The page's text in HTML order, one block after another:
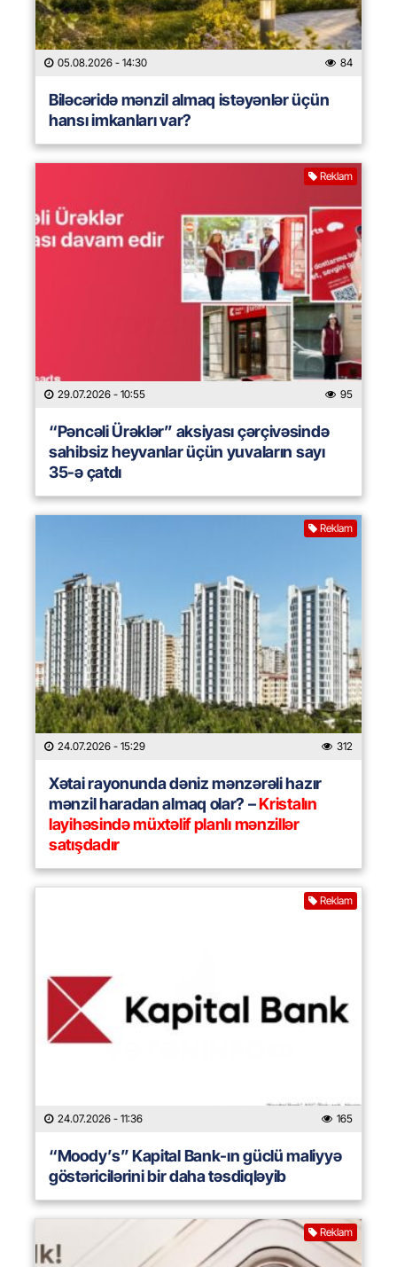
05.08.2026 - 14:30 84
Biləcəridə mənzil almaq istəyənlər üçün
hansı imkanları var?
Reklam
29.07.2026 - 10:55 95
“Pəncəli Ürəklər” aksiyası çərçivəsində
sahibsiz heyvanlar üçün yuvaların sayı
35-ə çatdı
Reklam
24.07.2026 - 15:29 312
Xətai rayonunda dəniz mənzərəli hazır
mənzil haradan almaq olar? –Kristalın
layihəsində müxtəlif planlı mənzillər
satışdadır
Reklam
24.07.2026 - 11:36 165
“Moody’s” Kapital Bank-ın güclü maliyyə
göstəricilərini bir daha təsdiqləyib
Reklam